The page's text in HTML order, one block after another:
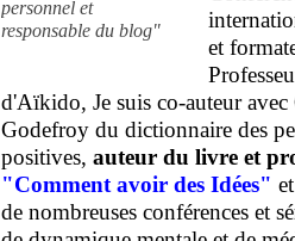
personnel et
responsable du blog"
et
d'Aïkido, Je suis co-auteur avec
Godefroy du dictionnaire des
positives, auteur du livre et
"Comment avoir des Idées"
de nombreuses conférences et